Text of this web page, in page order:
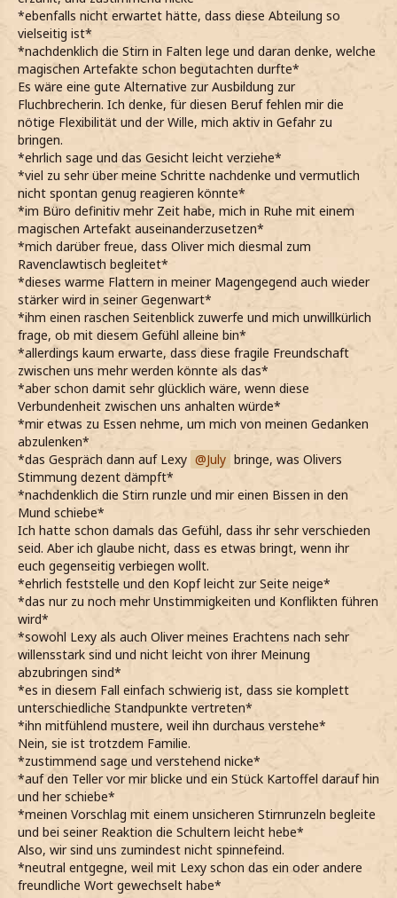
*ebenfalls nicht erwartet hätte, dass diese Abteilung so
vielseitig ist*
*nachdenklich die Stirn in Falten lege und daran denke, welche
magischen Artefakte schon begutachten durfte*
Es wäre eine gute Alternative zur Ausbildung zur
Fluchbrecherin. Ich denke, für diesen Beruf fehlen mir die
nötige Flexibilität und der Wille, mich aktiv in Gefahr zu
bringen.
*ehrlich sage und das Gesicht leicht verziehe*
*viel zu sehr über meine Schritte nachdenke und vermutlich
nicht spontan genug reagieren könnte*
*im Büro definitiv mehr Zeit habe, mich in Ruhe mit einem
magischen Artefakt auseinanderzusetzen*
*mich darüber freue, dass Oliver mich diesmal zum
Ravenclawtisch begleitet*
*dieses warme Flattern in meiner Magengegend auch wieder
stärker wird in seiner Gegenwart*
*ihm einen raschen Seitenblick zuwerfe und mich unwillkürlich
frage, ob mit diesem Gefühl alleine bin*
*allerdings kaum erwarte, dass diese fragile Freundschaft
zwischen uns mehr werden könnte als das*
*aber schon damit sehr glücklich wäre, wenn diese
Verbundenheit zwischen uns anhalten würde*
*mir etwas zu Essen nehme, um mich von meinen Gedanken
abzulenken*
*das Gespräch dann auf Lexy
July bringe, was Olivers
Stimmung dezent dämpft*
*nachdenklich die Stirn runzle und mir einen Bissen in den
Mund schiebe*
Ich hatte schon damals das Gefühl, dass ihr sehr verschieden
seid. Aber ich glaube nicht, dass es etwas bringt, wenn ihr
euch gegenseitig verbiegen wollt.
*ehrlich feststelle und den Kopf leicht zur Seite neige*
*das nur zu noch mehr Unstimmigkeiten und Konflikten führen
wird*
*sowohl Lexy als auch Oliver meines Erachtens nach sehr
willensstark sind und nicht leicht von ihrer Meinung
abzubringen sind*
*es in diesem Fall einfach schwierig ist, dass sie komplett
unterschiedliche Standpunkte vertreten*
*ihn mitfühlend mustere, weil ihn durchaus verstehe*
Nein, sie ist trotzdem Familie.
*zustimmend sage und verstehend nicke*
*auf den Teller vor mir blicke und ein Stück Kartoffel darauf hin
und her schiebe*
*meinen Vorschlag mit einem unsicheren Stirnrunzeln begleite
und bei seiner Reaktion die Schultern leicht hebe*
Also, wir sind uns zumindest nicht spinnefeind.
*neutral entgegne, weil mit Lexy schon das ein oder andere
freundliche Wort gewechselt habe*